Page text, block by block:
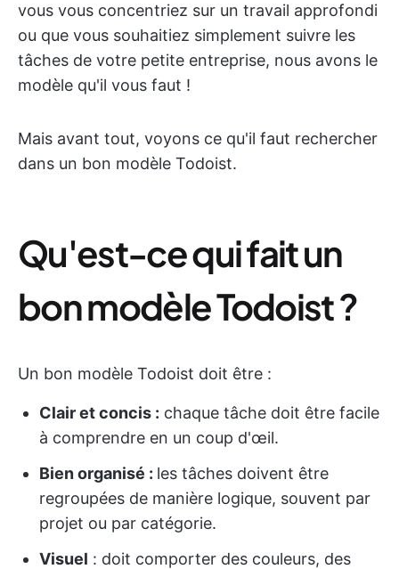
vous vous concentriez sur un travail approfondi
ou que vous souhaitiez simplement suivre les
tâches de votre petite entreprise, nous avons le
modèle qu'il vous faut !
Mais avant tout, voyons ce qu'il faut rechercher
dans un bon modèle Todoist.
Qu'est-ce qui fait un
bon modèle Todoist ?
Un bon modèle Todoist doit être :
Clair et concis : chaque tâche doit être facile
à comprendre en un coup d'œil.
Bien organisé : les tâches doivent être
regroupées de manière logique, souvent par
projet ou par catégorie.
Visuel : doit comporter des couleurs, des